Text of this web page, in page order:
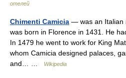
отелей
Chimenti Camicia — was an Italian
was born in Florence in 1431. He
In 1479 he went to work for King
whom Camicia designed palaces,
and… …
Wikipedia